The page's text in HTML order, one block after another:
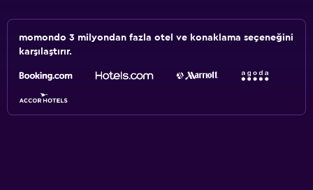
momondo 3 milyondan fazla otel ve konaklama seçeneğini
karşılaştırır.